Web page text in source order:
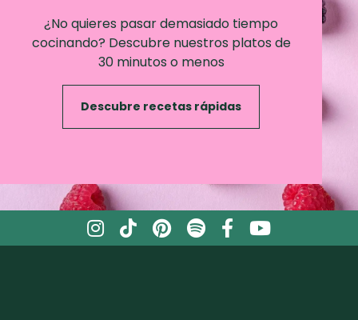
¿No quieres pasar demasiado tiempo
cocinando? Descubre nuestros platos de
30 minutos o menos
Descubre recetas rápidas